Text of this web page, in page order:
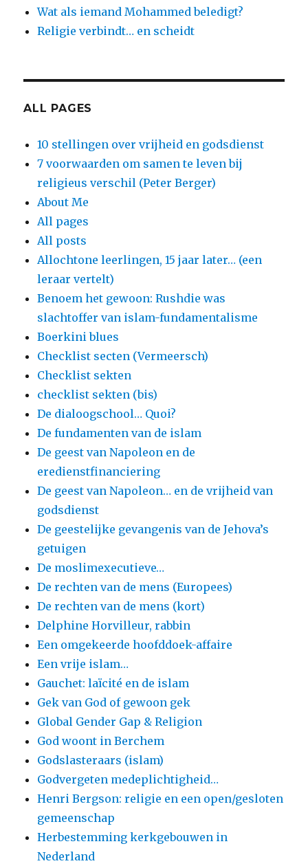
Wat als iemand Mohammed beledigt?
Religie verbindt… en scheidt
ALL PAGES
10 stellingen over vrijheid en godsdienst
7 voorwaarden om samen te leven bij
religieus verschil (Peter Berger)
About Me
All pages
All posts
Allochtone leerlingen, 15 jaar later… (een
leraar vertelt)
Benoem het gewoon: Rushdie was
slachtoffer van islam-fundamentalisme
Boerkini blues
Checklist secten (Vermeersch)
Checklist sekten
checklist sekten (bis)
De dialoogschool… Quoi?
De fundamenten van de islam
De geest van Napoleon en de
eredienstfinanciering
De geest van Napoleon… en de vrijheid van
godsdienst
De geestelijke gevangenis van de Jehova’s
getuigen
De moslimexecutieve…
De rechten van de mens (Europees)
De rechten van de mens (kort)
Delphine Horvilleur, rabbin
Een omgekeerde hoofddoek-affaire
Een vrije islam…
Gauchet: laïcité en de islam
Gek van God of gewoon gek
Global Gender Gap & Religion
God woont in Berchem
Godslasteraars (islam)
Godvergeten medeplichtigheid…
Henri Bergson: religie en een open/gesloten
gemeenschap
Herbestemming kerkgebouwen in
Nederland